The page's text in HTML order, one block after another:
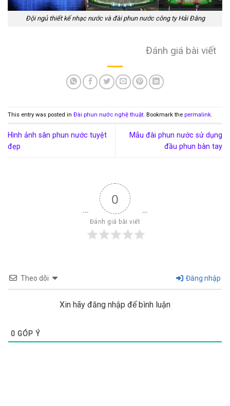
Đội ngủ thiết kế nhạc nước và đài phun nước công ty Hải Đăng
Đánh giá bài viết
This entry was posted in Đài phun nước nghệ thuật. Bookmark the permalink.
Hình ảnh sân phun nước tuyệt
đẹp
Mẫu đài phun nước sử dụng
đầu phun bàn tay
0
Đánh giá bài viết
Theo dõi Đăng nhập
Xin hãy đăng nhập để bình luận
0 GÓP Ý